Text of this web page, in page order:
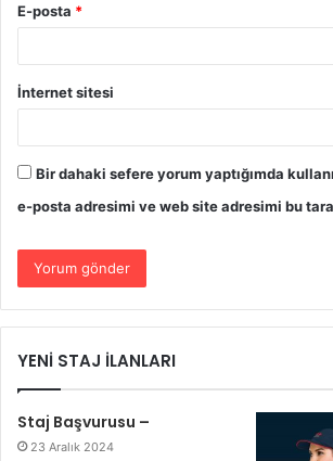
E-posta *
İnternet sitesi
Bir dahaki sefere yorum yaptığımda
e-posta adresimi ve web site adresimi bu
YENİ STAJ İLANLARI
Staj Başvurusu –
23 Aralık 2024